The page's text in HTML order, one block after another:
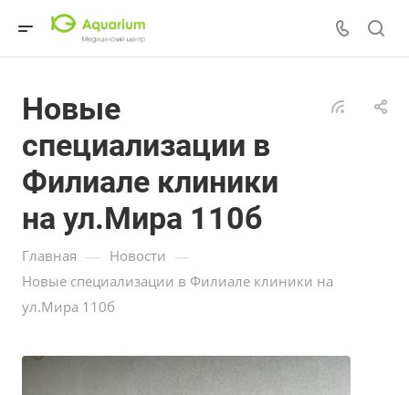
Новые
специализации в
Филиале клиники
на ул.Мира 110б
Главная — Новости —
Новые специализации в Филиале клиники на
ул.Мира 110б